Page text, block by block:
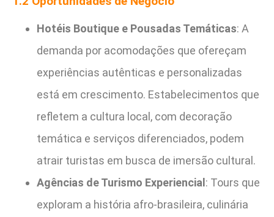
Hotéis Boutique e Pousadas Temáticas: A
demanda por acomodações que ofereçam
experiências autênticas e personalizadas
está em crescimento. Estabelecimentos que
refletem a cultura local, com decoração
temática e serviços diferenciados, podem
atrair turistas em busca de imersão cultural.
Agências de Turismo Experiencial : Tours que
exploram a história afro-brasileira, culinária